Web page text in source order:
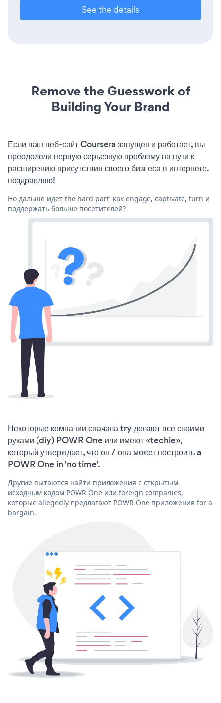
See the details
Remove the Guesswork of
Building Your Brand
Если ваш веб-сайт Coursera запущен и работает, вы
преодолели первую серьезную проблему на пути к
расширению присутствия своего бизнеса в интернете.
поздравляю!
Но дальше идет the hard part: как engage, captivate, turn и
поддержать больше посетителей?
Некоторые компании сначала try делают все своими
руками (diy) POWR One или имеют «techie»,
который утверждает, что он / она может построить a
POWR One in 'no time'.
Другие пытаются найти приложения с открытым
исходным кодом POWR One или foreign companies,
которые allegedly предлагают POWR One приложения for a
bargain.